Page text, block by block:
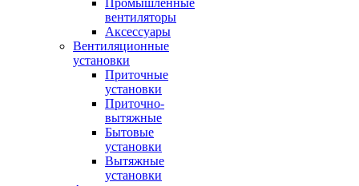
Промышленные
вентиляторы
Аксессуары
Вентиляционные
установки
Приточные
установки
Приточно-
вытяжные
Бытовые
установки
Вытяжные
установки